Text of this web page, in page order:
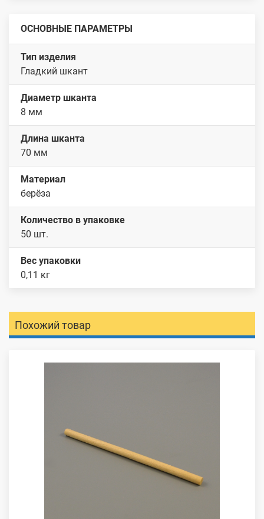
ОСНОВНЫЕ ПАРАМЕТРЫ
Тип изделия
Гладкий шкант
Диаметр шканта
8 мм
Длина шканта
70 мм
Материал
берёза
Количество в упаковке
50 шт.
Вес упаковки
0,11 кг
Похожий товар